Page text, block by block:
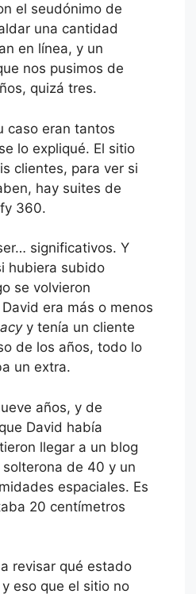
el seudónimo de
una cantidad
en línea, y un
nos pusimos de
quizá tres.
caso eran tantos
lo expliqué. El sitio
clientes, para ver si
hay suites de
360.
significativos. Y
hubiera subido
se volvieron
era más o menos
y tenía un cliente
de los años, todo lo
un extra.
años, y de
David había
llegar a un blog
de 40 y un
espaciales. Es
20 centímetros
revisar qué estado
eso que el sitio no